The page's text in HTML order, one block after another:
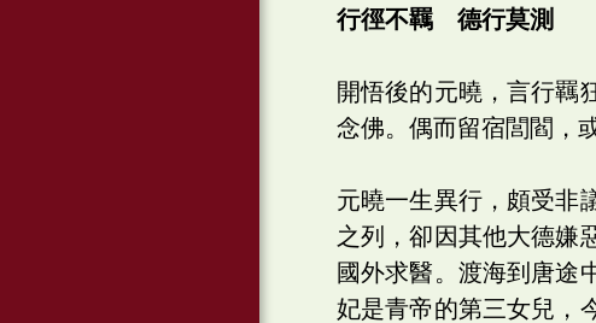
行徑不羈 德行莫測
開悟後的元曉，言行羈
念佛。偶而留宿閭閻，
元曉一生異行，頗受非
之列，卻因其他大德嫌
國外求醫。渡海到唐途
妃是青帝的第三女兒，